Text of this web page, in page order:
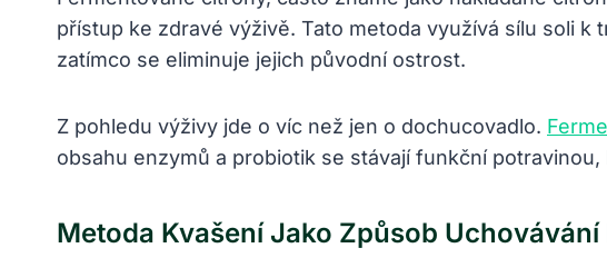
přístup ke zdravé výživě. Tato metoda využívá sílu soli
zatímco se eliminuje jejich původní ostrost.
Z pohledu výživy jde o víc než jen o dochucovadlo.
obsahu enzymů a probiotik se stávají funkční
Metoda Kvašení Jako Způsob Uchovávání